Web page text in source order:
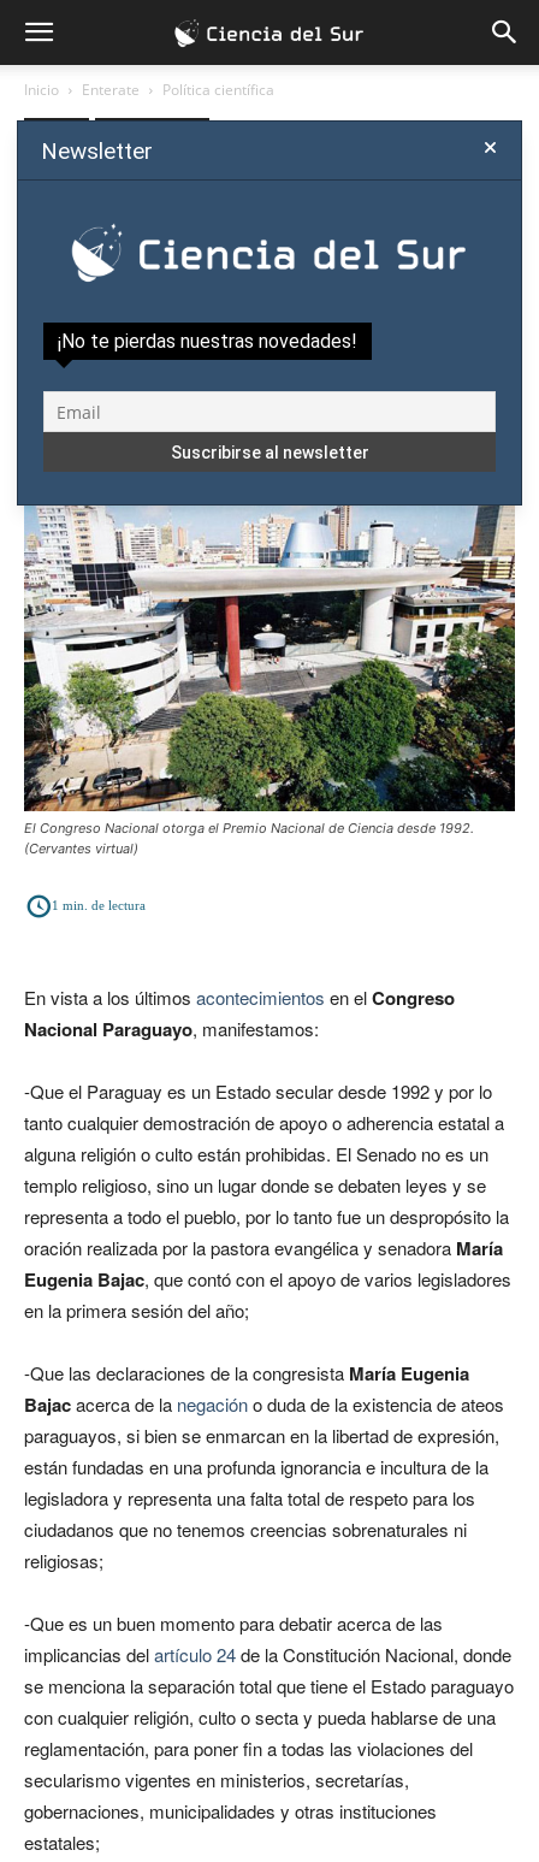
Inicio Enterate Política científica
Paraguay: manifiesto a favor
del laicismo y la ciencia en el
Poder Legislativo
El Congreso Nacional otorga el Premio Nacional de Ciencia desde 1992.
(Cervantes virtual)
1 min. de lectura
En vista a los últimos acontecimientos en elCongreso
Nacional Paraguayo, manifestamos:
-Que el Paraguay es un Estado secular desde 1992 y por lo
tanto cualquier demostración de apoyo o adherencia estatal a
alguna religión o culto están prohibidas. El Senado no es un
templo religioso, sino un lugar donde se debaten leyes y se
representa a todo el pueblo, por lo tanto fue un despropósito la
oración realizada por la pastora evangélica y senadora María
Eugenia Bajac, que contó con el apoyo de varios legisladores
en la primera sesión del año;
-Que las declaraciones de la congresista María Eugenia
Bajacacerca de la negacióno duda de la existencia de ateos
paraguayos, si bien se enmarcan en la libertad de expresión,
están fundadas en una profunda ignorancia e incultura de la
legisladora y representa una falta total de respeto para los
ciudadanos que no tenemos creencias sobrenaturales ni
religiosas;
-Que es un buen momento para debatir acerca de las
implicancias delartículo 24de la Constitución Nacional, donde
se menciona la separación total que tiene el Estado paraguayo
con cualquier religión, culto o secta y pueda hablarse de una
reglamentación, para poner fin a todas las violaciones del
secularismo vigentes en ministerios, secretarías,
gobernaciones, municipalidades y otras instituciones
estatales;
Newsletter
¡No te pierdas nuestras novedades!